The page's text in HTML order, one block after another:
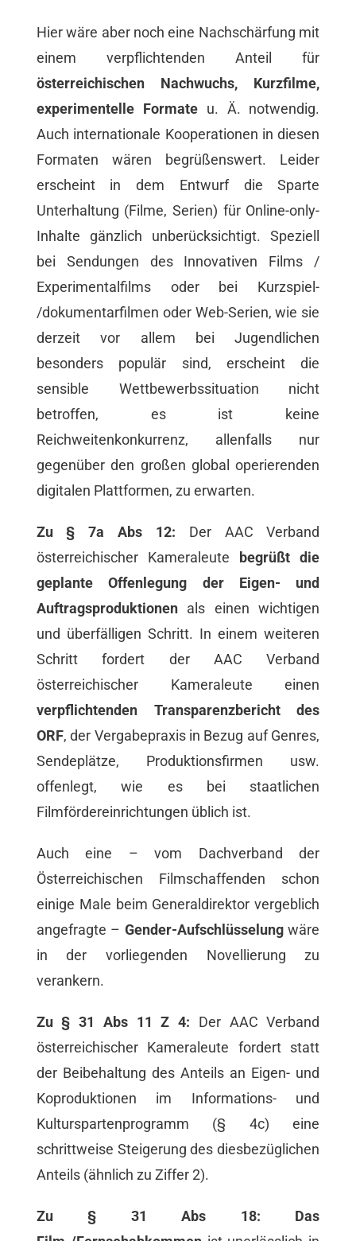
Hier wäre aber noch eine Nachschärfung mit
einem verpflichtenden Anteil für
österreichischen Nachwuchs, Kurzfilme,
experimentelle Formateu. Ä. notwendig.
Auch internationale Kooperationen in diesen
Formaten wären begrüßenswert. Leider
erscheint in dem Entwurf die Sparte
Unterhaltung (Filme, Serien) für Online-only-
Inhalte gänzlich unberücksichtigt. Speziell
bei Sendungen des Innovativen Films /
Experimentalfilms oder bei Kurzspiel-
/dokumentarfilmen oder Web-Serien, wie sie
derzeit vor allem bei Jugendlichen
besonders populär sind, erscheint die
sensible Wettbewerbssituation nicht
betroffen, es ist keine
Reichweitenkonkurrenz, allenfalls nur
gegenüber den großen global operierenden
digitalen Plattformen, zu erwarten.
Zu § 7a Abs 12: Der AAC Verband
österreichischer Kameraleute begrüßt die
geplante Offenlegung der Eigen- und
Auftragsproduktionenals einen wichtigen
und überfälligen Schritt. In einem weiteren
Schritt fordert der AAC Verband
österreichischer Kameraleute einen
verpflichtenden Transparenzbericht des
ORF, der Vergabepraxis in Bezug auf Genres,
Sendeplätze, Produktionsfirmen usw.
offenlegt, wie es bei staatlichen
Filmfördereinrichtungen üblich ist.
Auch eine – vom Dachverband der
Österreichischen Filmschaffenden schon
einige Male beim Generaldirektor vergeblich
angefragte – Gender-Aufschlüsselungwäre
in der vorliegenden Novellierung zu
verankern.
Zu § 31 Abs 11 Z 4: Der AAC Verband
österreichischer Kameraleute fordert statt
der Beibehaltung des Anteils an Eigen- und
Koproduktionen im Informations- und
Kulturspartenprogramm (§ 4c) eine
schrittweise Steigerung des diesbezüglichen
Anteils (ähnlich zu Ziffer 2).
Zu § 31 Abs 18: Das